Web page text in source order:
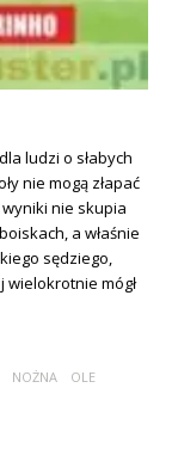
ludzi o słabych
nie mogą złapać
nie skupia
a właśnie
sędziego,
wielokrotnie mógł
NOŻNA
OLE